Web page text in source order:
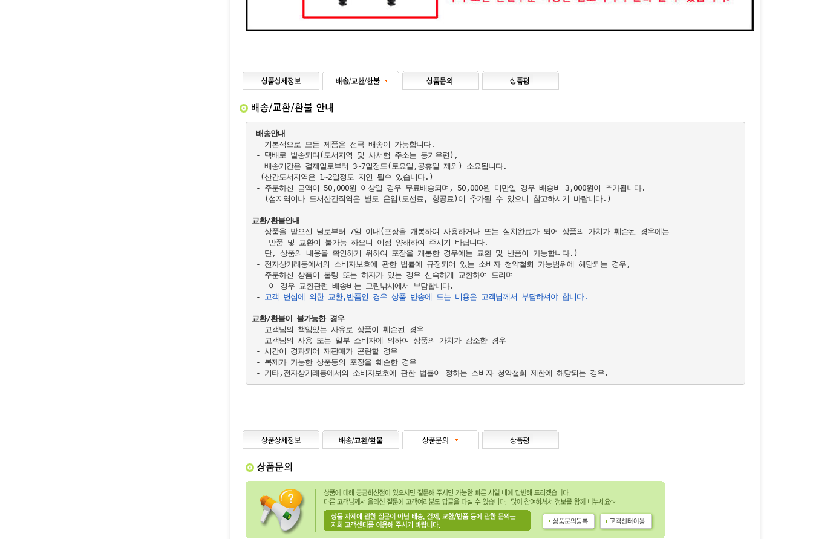
배송안내
- 기본적으로 모든 제품은 전국 배송이 가능합니다.
- 택배로 발송되며(도서지역 및 사서험 주소는 등기우편),
   배송기간은 결제일로부터 3~7일정도(토요일,공휴일 제외) 소요됩니다.
  (산간도서지역은 1~2일정도 지연 될수 있습니다.)
- 주문하신 금액이 50,000원 이상일 경우 무료배송되며, 50,000원 미만일 경우 배송비 3,000원이 추가됩니다.
   (섬지역이나 도서산간직역은 별도 운임(도선료, 항공료)이 추가될 수 있으니 참고하시기 바랍니다.)
교환/환불안내
- 상품을 받으신 날로부터 7일 이내(포장을 개봉하여 사용하거나 또는 설치완료가 되어 상품의 가치가 훼손된 경우에는
    반품 및 교환이 불가능 하오니 이점 양해하여 주시기 바랍니다.
   단, 상품의 내용을 확인하기 위하여 포장을 개봉한 경우에는 교환 및 반품이 가능합니다.)
- 전자상거래등에서의 소비자보호에 관한 법률에 규정되어 있는 소비자 청약철회 가능범위에 해당되는 경우,
   주문하신 상품이 불량 또는 하자가 있는 경우 신속하게 교환하여 드리며
    이 경우 교환관련 배송비는 그린낚시에서 부담합니다.
-
고객 변심에 의한 교환,반품인 경우 상품 반송에 드는 비용은 고객님께서 부담하셔야 합니다.
교환/환불이 불가능한 경우
- 고객님의 책임있는 사유로 상품이 훼손된 경우
- 고객님의 사용 또는 일부 소비자에 의하여 상품의 가치가 감소한 경우
- 시간이 경과되어 재판매가 곤란할 경우
- 복제가 가능한 상품등의 포장을 훼손한 경우